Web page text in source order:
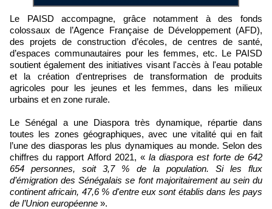
Le PAISD accompagne, grâce notamment à des fonds
colossaux de l’Agence Française de Développement (AFD),
des projets de construction d’écoles, de centres de santé,
d’espaces communautaires pour les femmes, etc. Le PAISD
soutient également des initiatives visant l'accès à l'eau potable
et la création d'entreprises de transformation de produits
agricoles pour les jeunes et les femmes, dans les milieux
urbains et en zone rurale.
Le Sénégal a une Diaspora très dynamique, répartie dans
toutes les zones géographiques, avec une vitalité qui en fait
l’une des diasporas les plus dynamiques au monde. Selon des
chiffres du rapport Afford 2021, «la diaspora est forte de 642
654 personnes, soit 3,7 % de la population. Si les flux
d’émigration des Sénégalais se font majoritairement au sein du
continent africain, 47,6 % d'entre eux sont établis dans les pays
de l’Union européenne ».